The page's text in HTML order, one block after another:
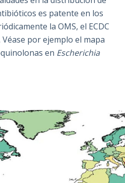
es patente en los
la OMS, el ECDC
por ejemplo el mapa
en Escherichia